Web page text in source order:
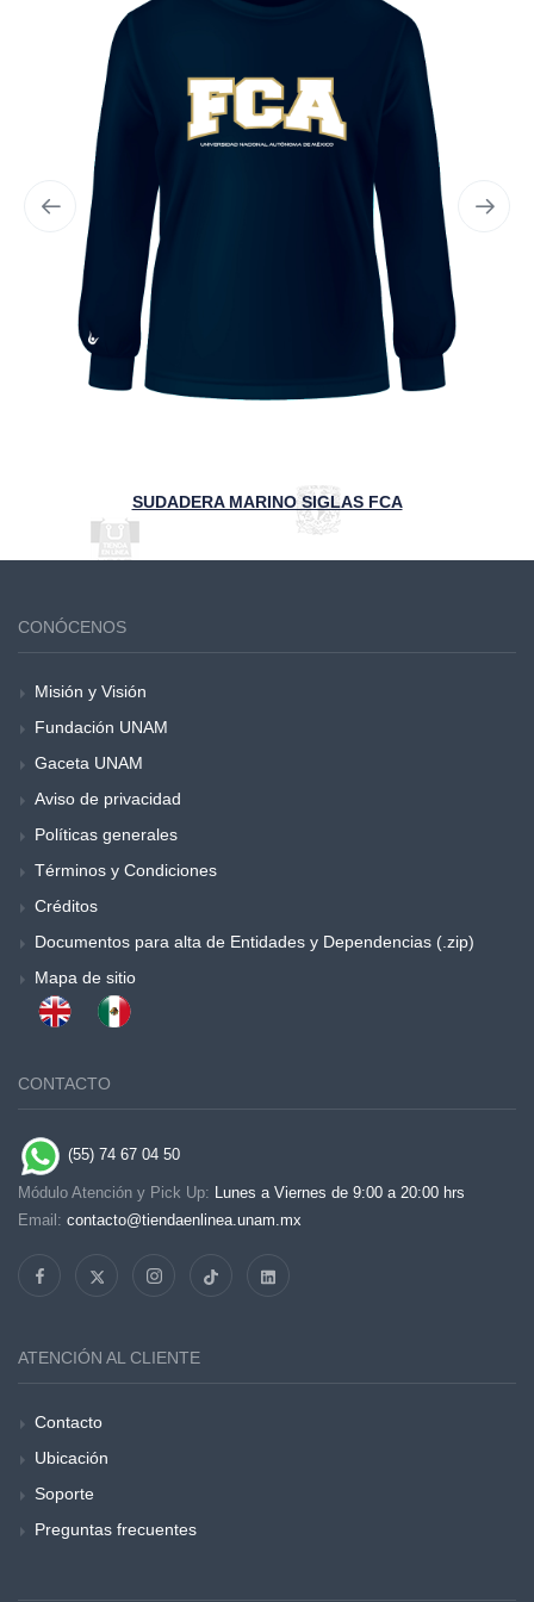
SUDADERA MARINO SIGLAS FCA
CONÓCENOS
Misión y Visión
Fundación UNAM
Gaceta UNAM
Aviso de privacidad
Políticas generales
Términos y Condiciones
Créditos
Documentos para alta de Entidades y Dependencias (.zip)
Mapa de sitio
CONTACTO
(55) 74 67 04 50
Módulo Atención y Pick Up: Lunes a Viernes de 9:00 a 20:00 hrs
Email: contacto@tiendaenlinea.unam.mx
ATENCIÓN AL CLIENTE
Contacto
Ubicación
Soporte
Preguntas frecuentes